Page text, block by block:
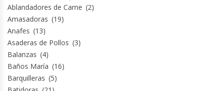
Frigobar
Granizadoras
Hervidores / Percoladores
Ablandadores de Carne (2)
Amasadoras (19)
Anafes (13)
Asaderas de Pollos (3)
Balanzas (4)
Baños María (16)
Barquilleras (5)